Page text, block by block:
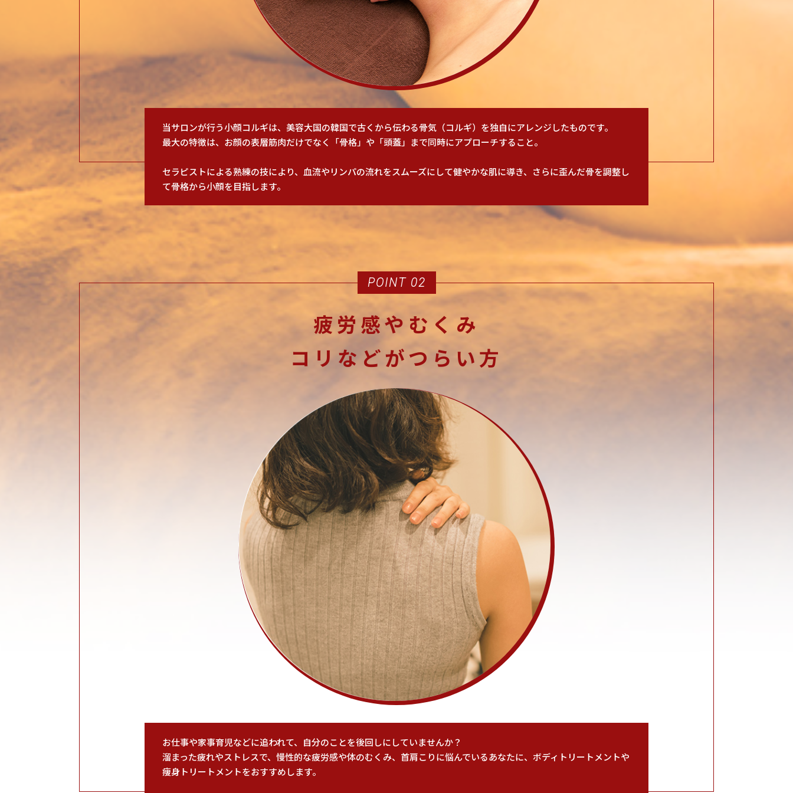
当サロンが行う小顔コルギは、美容大国の韓国で古くから伝わる骨気（コルギ）を独自にアレンジしたものです。
最大の特徴は、お顔の表層筋肉だけでなく「骨格」や「頭蓋」まで同時にアプローチすること。
セラピストによる熟練の技により、血流やリンパの流れをスムーズにして健やかな肌に導き、さらに歪んだ骨を調整し
て骨格から小顔を目指します。
POINT 02
疲労感やむくみ
コリなどがつらい方
お仕事や家事育児などに追われて、自分のことを後回しにしていませんか？
溜まった疲れやストレスで、慢性的な疲労感や体のむくみ、首肩こりに悩んでいるあなたに、ボディトリートメントや
痩身トリートメントをおすすめします。